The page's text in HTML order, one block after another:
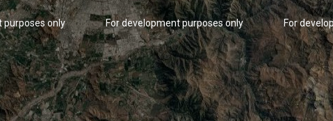
For development purposes only
purposes only For